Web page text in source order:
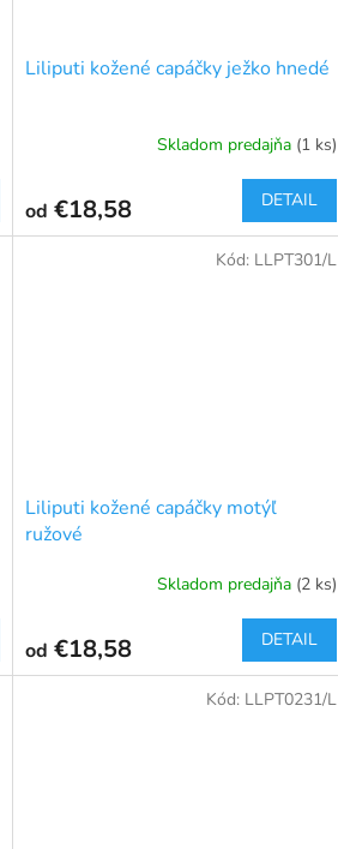
Liliputi kožené capáčky ježko hnedé
Skladom predajňa (1 ks)
od €18,58 DETAIL
Liliputi kožené capáčky motýľ
ružové
Skladom predajňa (2 ks)
od €18,58 DETAIL
Kód: LLPT301/L
Kód: LLPT0231/L